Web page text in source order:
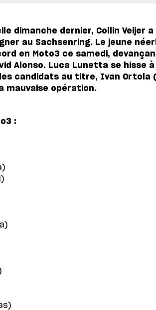
dimanche dernier, Collin Veijer
au Sachsenring. Le jeune
en Moto3 ce samedi,
Alonso. Luca Lunetta se hisse à
candidats au titre, Ivan Ortola
mauvaise opération.
: